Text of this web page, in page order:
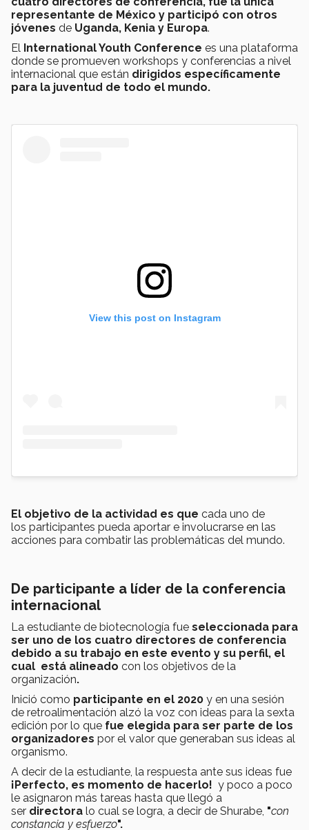
representante de México y participó con otros
jóvenes de Uganda, Kenia y Europa.
El International Youth Conference es una plataforma
donde se promueven workshops y conferencias a nivel
internacional que están dirigidos específicamente
para la juventud de todo el mundo.
View this post on Instagram
El objetivo de la actividad es que cada uno de
los participantes pueda aportar e involucrarse en las
acciones para combatir las problemáticas del mundo.
De participante a líder de la conferencia
internacional
La estudiante de biotecnología fue seleccionada para
ser uno de los cuatro directores de conferencia
debido a su trabajo en este evento y su perfil, el
cual está alineado con los objetivos de la
organización.
Inició como participante en el 2020 y en una sesión
de retroalimentación alzó la voz con ideas para la sexta
edición por lo que fue elegida para ser parte de los
organizadores por el valor que generaban sus ideas al
organismo.
A decir de la estudiante, la respuesta ante sus ideas fue
¡Perfecto, es momento de hacerlo! y poco a poco
le asignaron más tareas hasta que llegó a
ser directora lo cual se logra, a decir de Shurabe, "con
constancia y esfuerzo".